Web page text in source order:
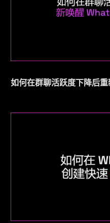
如何在群聊活跃度下降后